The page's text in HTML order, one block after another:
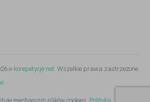
e-korepetycje.net . Wszelkie prawa zastrzeżone.
mechanizm plików cookies. Polityka